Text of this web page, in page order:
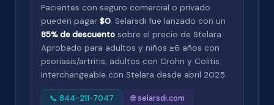
Pacientes con seguro comercial o privado
pueden pagar $0. Selarsdi fue lanzado con un
85% de descuentosobre el precio de Stelara.
Aprobado para adultos y niños ≥6 años con
psoriasis/artritis; adultos con Crohn y Colitis.
Interchangeable con Stelara desde abril 2025.
📞 844-211-7047 🌐 selarsdi.com